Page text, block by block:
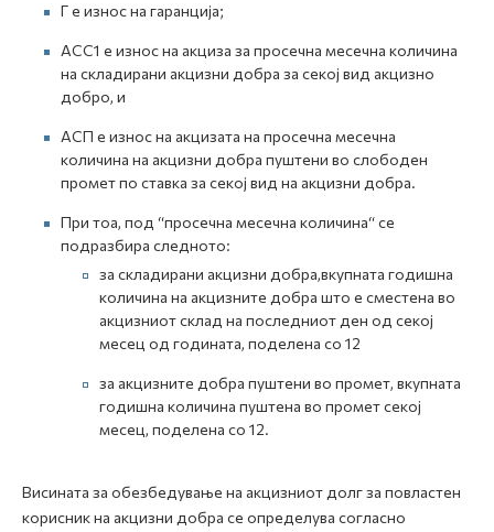
Г е износ на гаранција;
АСС1 е износ на акциза за просечна месечна количина
на складирани акцизни добра за секој вид акцизно
добро, и
АСП е износ на акцизата на просечна месечна
количина на акцизни добра пуштени во слободен
промет по ставка за секој вид на акцизни добра.
При тоа, под “просечна месечна количина“ се
подразбира следното:
за складирани акцизни добра,вкупната годишна
количина на акцизните добра што е сместена во
акцизниот склад на последниот ден од секој
месец од годината, поделена со 12
за акцизните добра пуштени во промет, вкупната
годишна количина пуштена во промет секој
месец, поделена со 12.
Висината за обезбедување на акцизниот долг за повластен
корисник на акцизни добра се определува согласно